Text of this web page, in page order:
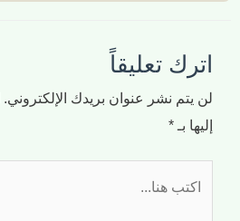
اترك تعليقاً
لن يتم نشر عنوان بريدك الإلكتروني.
إليها بـ *